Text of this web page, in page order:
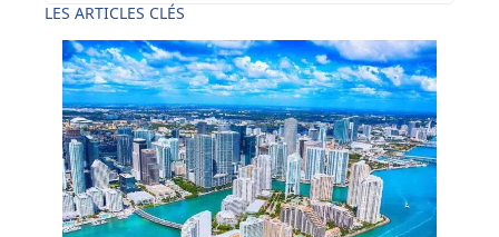
LES ARTICLES CLÉS